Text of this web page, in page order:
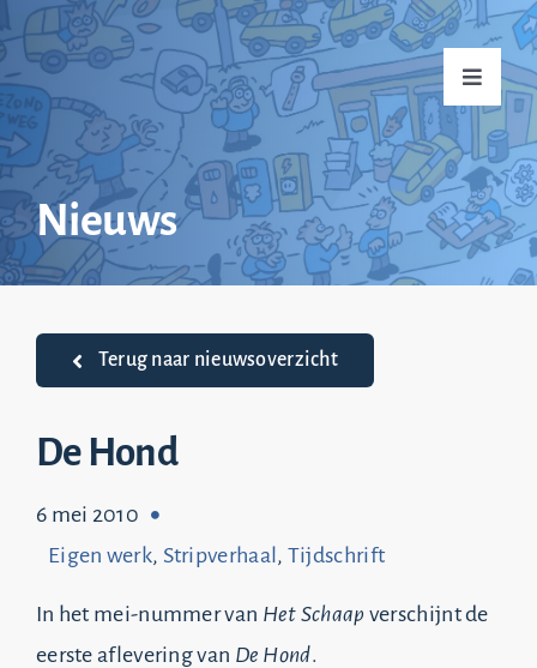
naar
inhoud
Toggle
Home
Over mij
Praktijkvoorbeelden
Nieuws
Top 20
Nieuws
Terug naar nieuwsoverzicht
De Hond
6 mei 2010
Eigen werk, Stripverhaal , Tijdschrift
In het mei-nummer van Het Schaap verschijnt de
eerste aflevering van De Hond.